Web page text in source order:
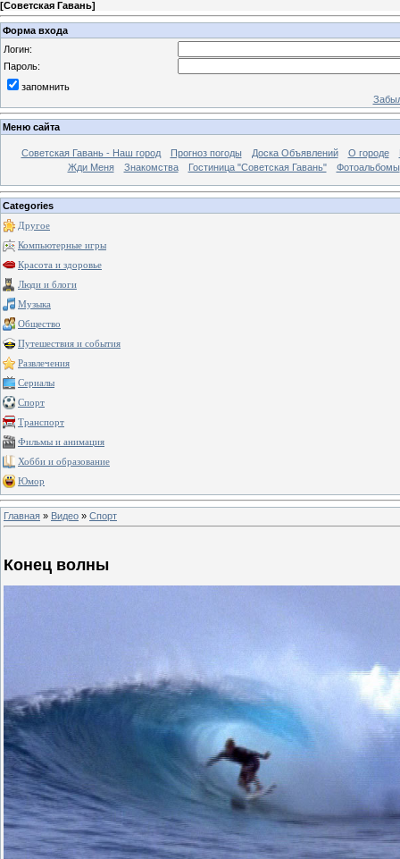
[Советская Гавань]
Форма входа
Логин:
Пароль:
запомнить
Меню сайта
Советская Гавань - Наш город Прогноз погоды Доска Объявлений О городе
Жди Меня
Знакомства Гостиница "Советская Гавань" Фотоальбомы
Categories
Другое
Компьютерные игры
Красота и здоровье
Люди и блоги
Музыка
Общество
Путешествия и события
Развлечения
Сериалы
Спорт
Транспорт
Фильмы и анимация
Хобби и образование
Юмор
Главная » Видео » Спорт
Конец волны